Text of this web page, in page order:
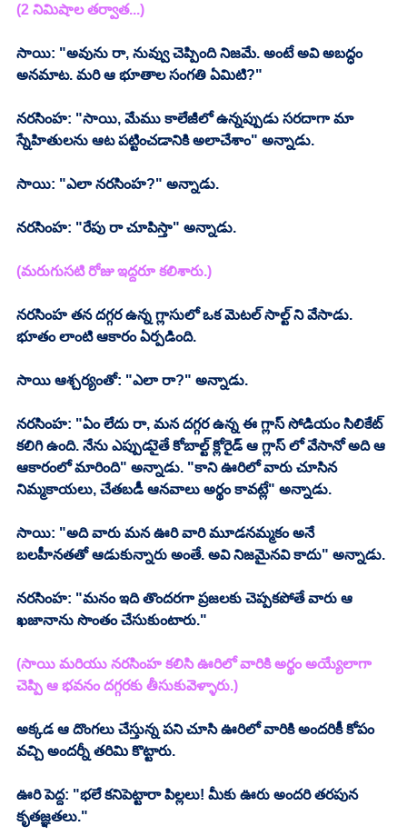
(2 నిమిషాల తర్వాత...)
సాయి: "అవును రా, నువ్వు చెప్పింది నిజమే. అంటే అవి అబద్ధం
అనమాట. మరి ఆ భూతాల సంగతి ఏమిటి?"
నరసింహ: "సాయి, మేము కాలేజీలో ఉన్నప్పుడు సరదాగా మా
స్నేహితులను ఆట పట్టించడానికి అలాచేశాం" అన్నాడు.
సాయి: "ఎలా నరసింహ?" అన్నాడు.
నరసింహ: "రేపు రా చూపిస్తా" అన్నాడు.
(మరుగుసటి రోజు ఇద్దరూ కలిశారు.)
నరసింహ తన దగ్గర ఉన్న గ్లాసులో ఒక మెటల్ సాల్ట్ ని వేసాడు.
భూతం లాంటి ఆకారం ఏర్పడింది.
సాయి ఆశ్చర్యంతో: "ఎలా రా?" అన్నాడు.
నరసింహ: "ఏం లేదు రా, మన దగ్గర ఉన్న ఈ గ్లాస్ సోడియం సిలికేట్
కలిగి ఉంది. నేను ఎప్పుడుైతే కోబాల్ట్ క్లోరైడ్ ఆ గ్లాస్ లో వేసానో అది ఆ
ఆకారంలో మారింది" అన్నాడు. "కాని ఊరిలో వారు చూసిన
నిమ్మకాయలు, చేతబడీ ఆనవాలు అర్థం కావట్లే" అన్నాడు.
సాయి: "అది వారు మన ఊరి వారి మూడనమ్మకం అనే
బలహీనతతో ఆడుకున్నారు అంతే. అవి నిజమైనవి కాదు" అన్నాడు.
నరసింహ: "మనం ఇది తొందరగా ప్రజలకు చెప్పకపోతే వారు ఆ
ఖజానాను సొంతం చేసుకుంటారు."
(సాయి మరియు నరసింహ కలిసి ఊరిలో వారికి అర్థం అయ్యేలాగా
చెప్పి ఆ భవనం దగ్గరకు తీసుకువెళ్ళారు.)
అక్కడ ఆ దొంగలు చేస్తున్న పని చూసి ఊరిలో వారికి అందరికీ కోపం
వచ్చి అందర్నీ తరిమి కొట్టారు.
ఊరి పెద్ద: "భలే కనిపెట్టారా పిల్లలు! మీకు ఊరు అందరి తరపున
కృతజ్ఞతలు."